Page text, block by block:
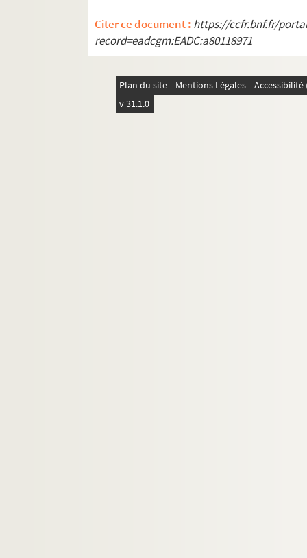
Citer ce document : https://ccfr.bnf.fr/
record=eadcgm:EADC:a80118971
Plan du site Mentions Légales
v 31.1.0